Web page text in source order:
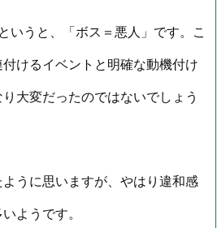
いうと、「ボス＝悪人」です。こ
けるイベントと明確な動機付け
大変だったのではないでしょう
うに思いますが、やはり違和感
ようです。